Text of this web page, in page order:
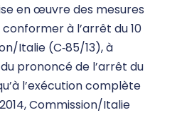
en œuvre des mesures
à l’arrêt du 10
Italie (C‑85/13), à
prononcé de l’arrêt du
l’exécution complète
Commission/Italie